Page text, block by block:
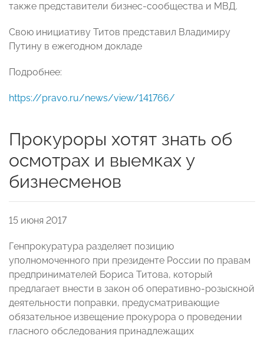
также представители бизнес-сообщества и МВД.
Свою инициативу Титов представил Владимиру
Путину в ежегодном докладе
Подробнее:
https://pravo.ru/news/view/141766/
Прокуроры хотят знать об
осмотрах и выемках у
бизнесменов
15 июня 2017
Генпрокуратура разделяет позицию
уполномоченного при президенте России по правам
предпринимателей Бориса Титова, который
предлагает внести в закон об оперативно-розыскной
деятельности поправки, предусматривающие
обязательное извещение прокурора о проведении
гласного обследования принадлежащих